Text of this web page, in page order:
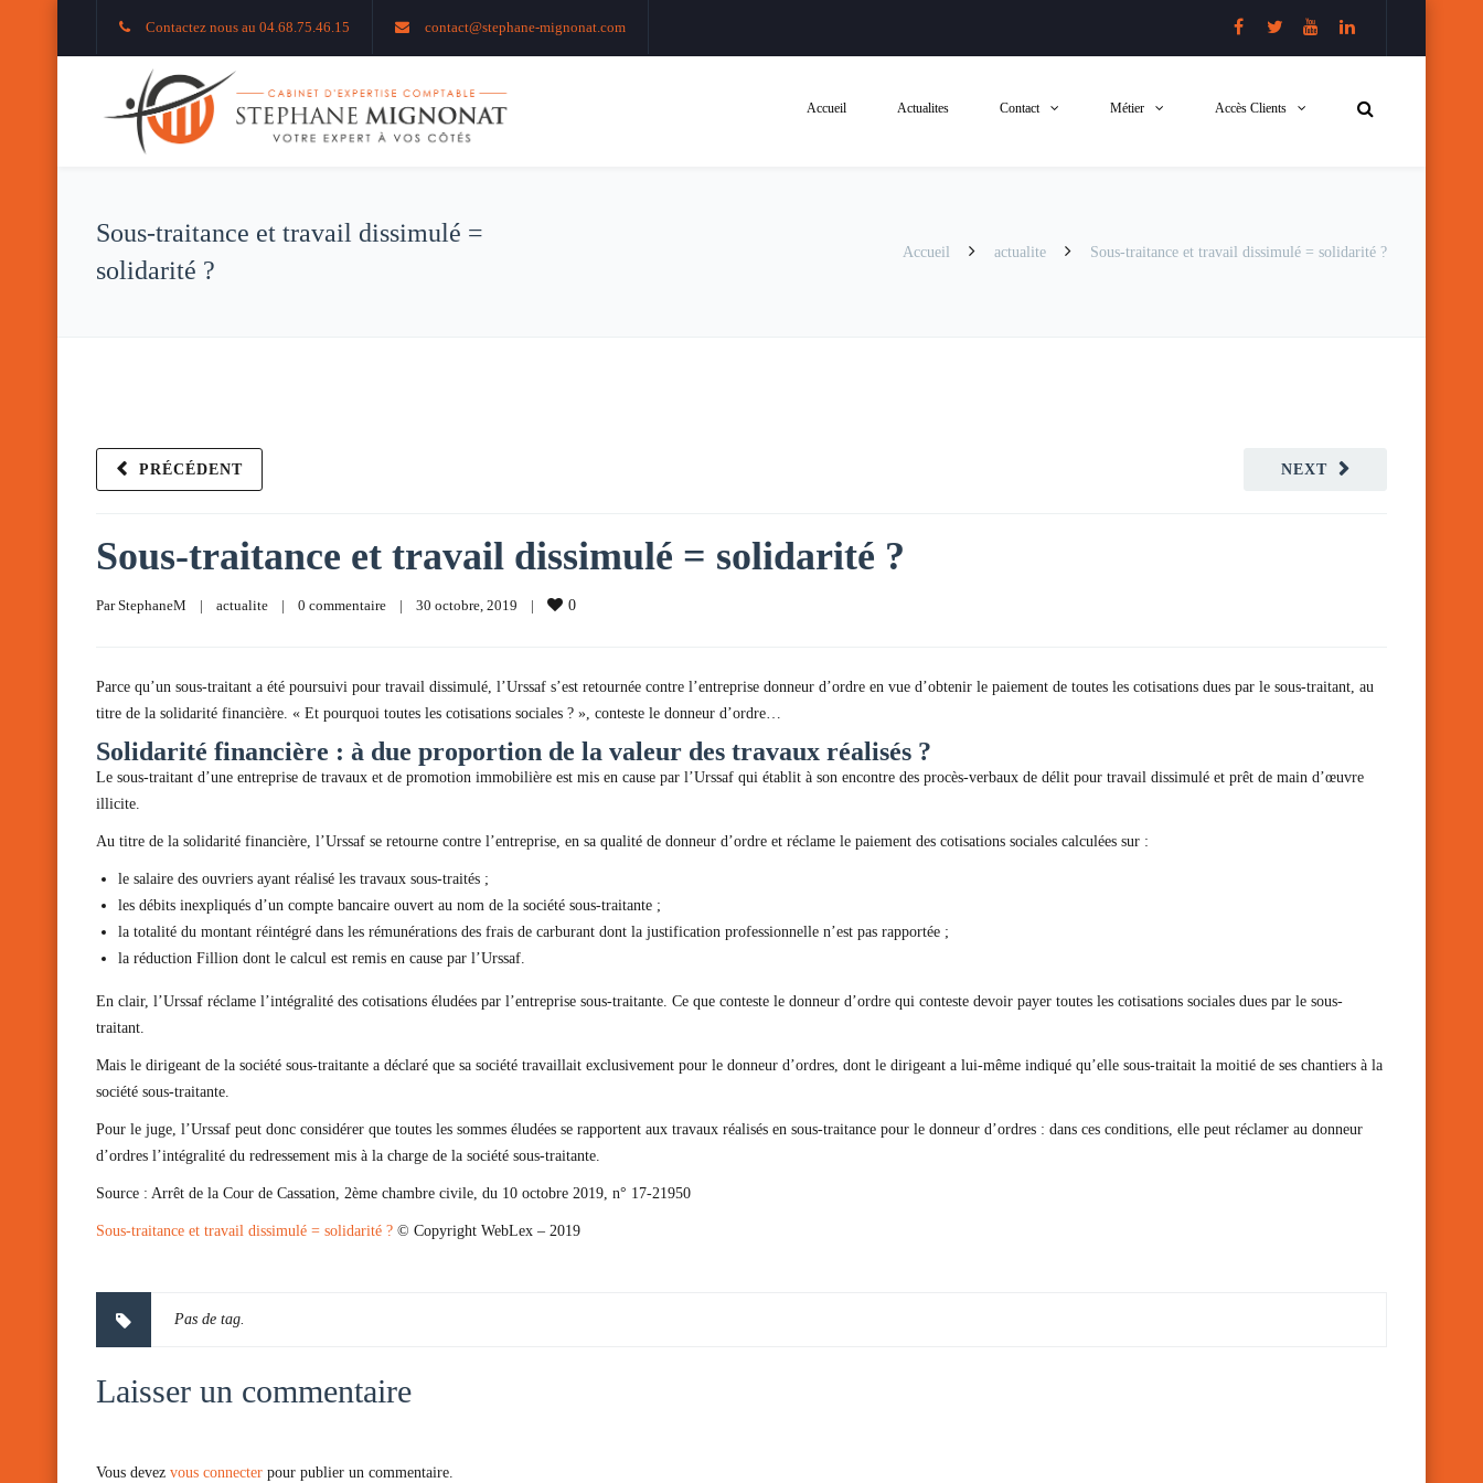
Contactez nous au 04.68.75.46.15 contact@stephane-mignonat.com
Accueil Actualites Contact Métier Accès Clients
Sous-traitance et travail dissimulé =
solidarité ?
Accueil actualite Sous-traitance et travail dissimulé = solidarité ?
NEXT
PRÉCÉDENT
Sous-traitance et travail dissimulé = solidarité ?
Par StephaneM | actualite | 0 commentaire | 30 octobre, 2019 | 0
Parce qu’un sous-traitant a été poursuivi pour travail dissimulé, l’Urssaf s’est retournée contre l’entreprise donneur d’ordre en vue d’obtenir le paiement de toutes les cotisations dues par le sous-traitant, au
titre de la solidarité financière. « Et pourquoi toutes les cotisations sociales ? », conteste le donneur d’ordre…
Solidarité financière : à due proportion de la valeur des travaux réalisés ?
Le sous-traitant d’une entreprise de travaux et de promotion immobilière est mis en cause par l’Urssaf qui établit à son encontre des procès-verbaux de délit pour travail dissimulé et prêt de main d’œuvre
illicite.
Au titre de la solidarité financière, l’Urssaf se retourne contre l’entreprise, en sa qualité de donneur d’ordre et réclame le paiement des cotisations sociales calculées sur :
le salaire des ouvriers ayant réalisé les travaux sous-traités ;
les débits inexpliqués d’un compte bancaire ouvert au nom de la société sous-traitante ;
la totalité du montant réintégré dans les rémunérations des frais de carburant dont la justification professionnelle n’est pas rapportée ;
la réduction Fillion dont le calcul est remis en cause par l’Urssaf.
En clair, l’Urssaf réclame l’intégralité des cotisations éludées par l’entreprise sous-traitante. Ce que conteste le donneur d’ordre qui conteste devoir payer toutes les cotisations sociales dues par le sous-
traitant.
Mais le dirigeant de la société sous-traitante a déclaré que sa société travaillait exclusivement pour le donneur d’ordres, dont le dirigeant a lui-même indiqué qu’elle sous-traitait la moitié de ses chantiers à la
société sous-traitante.
Pour le juge, l’Urssaf peut donc considérer que toutes les sommes éludées se rapportent aux travaux réalisés en sous-traitance pour le donneur d’ordres : dans ces conditions, elle peut réclamer au donneur
d’ordres l’intégralité du redressement mis à la charge de la société sous-traitante.
Source : Arrêt de la Cour de Cassation, 2ème chambre civile, du 10 octobre 2019, n° 17-21950
Sous-traitance et travail dissimulé = solidarité ? © Copyright WebLex – 2019
Pas de tag.
Laisser un commentaire
Vous devez vous connecter pour publier un commentaire.